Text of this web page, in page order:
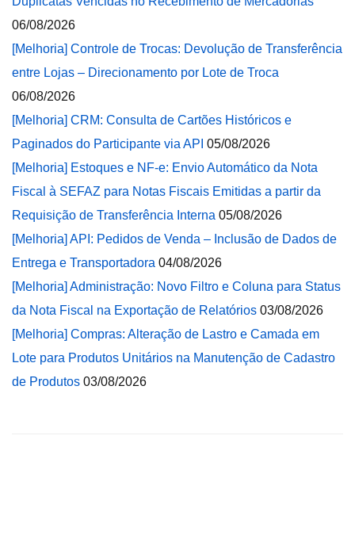
06/08/2026
[Melhoria] Controle de Trocas: Devolução de Transferência
entre Lojas – Direcionamento por Lote de Troca
06/08/2026
[Melhoria] CRM: Consulta de Cartões Históricos e
Paginados do Participante via API 05/08/2026
[Melhoria] Estoques e NF-e: Envio Automático da Nota
Fiscal à SEFAZ para Notas Fiscais Emitidas a partir da
Requisição de Transferência Interna 05/08/2026
[Melhoria] API: Pedidos de Venda – Inclusão de Dados de
Entrega e Transportadora 04/08/2026
[Melhoria] Administração: Novo Filtro e Coluna para Status
da Nota Fiscal na Exportação de Relatórios 03/08/2026
[Melhoria] Compras: Alteração de Lastro e Camada em
Lote para Produtos Unitários na Manutenção de Cadastro
de Produtos 03/08/2026